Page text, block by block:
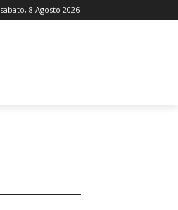
sabato, 8 Agosto 2026